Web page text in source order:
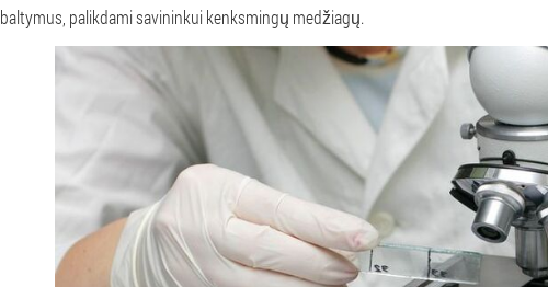
baltymus, palikdami savininkui kenksmingų medžiagų.